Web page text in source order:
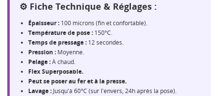
⚙️ Fiche Technique & Réglages :
Épaisseur : 100 microns (fin et confortable).
Température de pose : 150°C.
Temps de pressage : 12 secondes.
Pression : Moyenne.
Pelage :À chaud.
Flex Superposable.
Peut se poser au fer et à la presse.
Lavage : Jusqu'à 60°C (sur l'envers, 24h après la pose).